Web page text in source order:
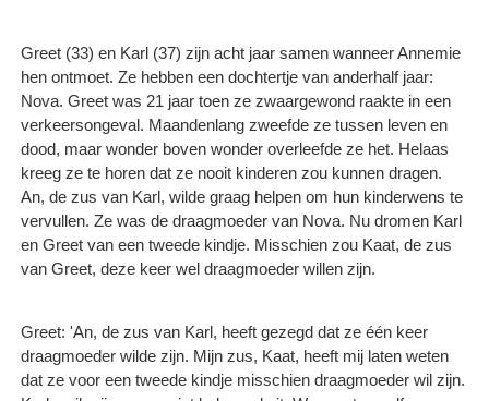
Greet (33) en Karl (37) zijn acht jaar samen wanneer Annemie
hen ontmoet. Ze hebben een dochtertje van anderhalf jaar:
Nova. Greet was 21 jaar toen ze zwaargewond raakte in een
verkeersongeval. Maandenlang zweefde ze tussen leven en
dood, maar wonder boven wonder overleefde ze het. Helaas
kreeg ze te horen dat ze nooit kinderen zou kunnen dragen.
An, de zus van Karl, wilde graag helpen om hun kinderwens te
vervullen. Ze was de draagmoeder van Nova. Nu dromen Karl
en Greet van een tweede kindje. Misschien zou Kaat, de zus
van Greet, deze keer wel draagmoeder willen zijn.
Greet: 'An, de zus van Karl, heeft gezegd dat ze één keer
draagmoeder wilde zijn. Mijn zus, Kaat, heeft mij laten weten
dat ze voor een tweede kindje misschien draagmoeder wil zijn.